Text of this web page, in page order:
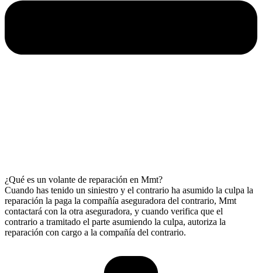
¿Qué es un volante de reparación en Mmt?
Cuando has tenido un siniestro y el contrario ha asumido la culpa la
reparación la paga la compañía aseguradora del contrario, Mmt
contactará con la otra aseguradora, y cuando verifica que el
contrario a tramitado el parte asumiendo la culpa, autoriza la
reparación con cargo a la compañía del contrario.